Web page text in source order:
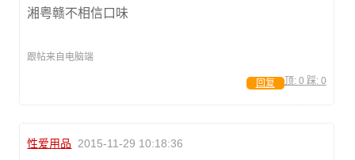
湘粤赣不相信口味
跟帖来自电脑端
顶: 0 踩: 0
回复
性爱用品 2015-11-29 10:18:36